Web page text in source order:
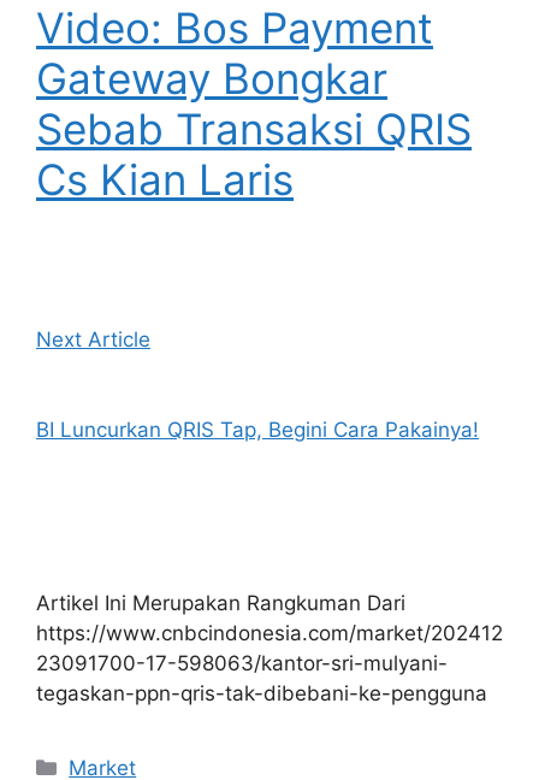
Video: Bos Payment
Gateway Bongkar
Sebab Transaksi QRIS
Cs Kian Laris
Next Article
BI Luncurkan QRIS Tap, Begini Cara Pakainya!
Artikel Ini Merupakan Rangkuman Dari
https://www.cnbcindonesia.com/market/202412
23091700-17-598063/kantor-sri-mulyani-
tegaskan-ppn-qris-tak-dibebani-ke-pengguna
Kategori
Market